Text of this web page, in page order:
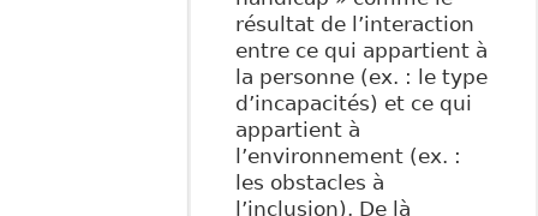
résultat de l’interaction
entre ce qui appartient à
la personne (ex. : le type
d’incapacités) et ce qui
appartient à
l’environnement (ex. :
les obstacles à
l’inclusion). De là